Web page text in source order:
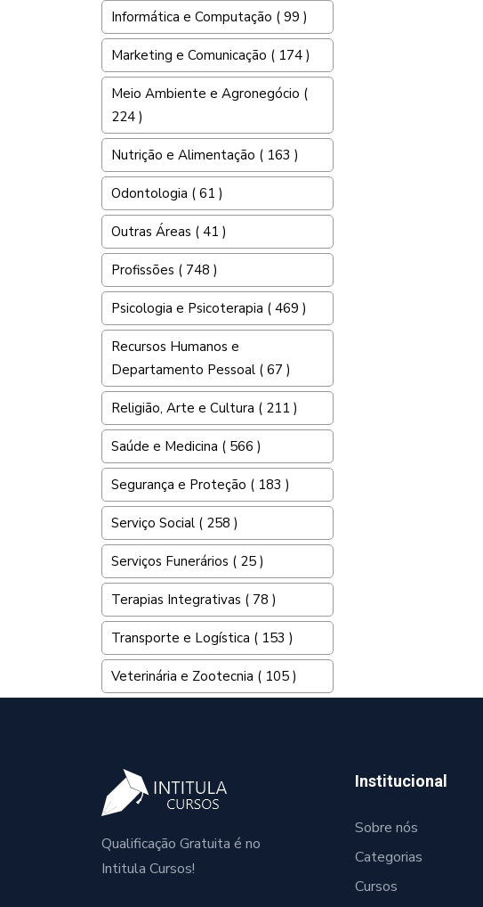
Informática e Computação ( 99 )
Marketing e Comunicação ( 174 )
Meio Ambiente e Agronegócio (
224 )
Nutrição e Alimentação ( 163 )
Odontologia ( 61 )
Outras Áreas ( 41 )
Profissões ( 748 )
Psicologia e Psicoterapia ( 469 )
Recursos Humanos e
Departamento Pessoal ( 67 )
Religião, Arte e Cultura ( 211 )
Saúde e Medicina ( 566 )
Segurança e Proteção ( 183 )
Serviço Social ( 258 )
Serviços Funerários ( 25 )
Terapias Integrativas ( 78 )
Transporte e Logística ( 153 )
Veterinária e Zootecnia ( 105 )
Qualificação Gratuita é no
Intitula Cursos!
Institucional
Sobre nós
Categorias
Cursos